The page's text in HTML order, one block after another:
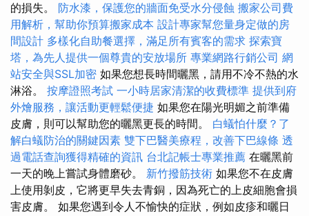
的損失。 防水漆，保護您的牆面免受水分侵蝕 搬家公司費
用解析，幫助你預算搬家成本 設計專家幫您量身定做的房
間設計 多樣化自助餐選擇，滿足所有賓客的需求 探索寶
塔，為先人提供一個尊貴的安放場所 專業網路行銷公司 網
站安全與SSL加密 如果您想長時間曬黑，請用不冷不熱的水
淋浴。 按摩證照考試 一小時居家清潔的收費標準 提供到府
外燴服務，讓活動更輕鬆便捷 如果您在陽光明媚之前準備
皮膚，則可以幫助您的曬黑更長的時間。 白蟻怕什麼？了
解白蟻防治的關鍵因素 雙下巴醫美療程，改善下巴線條 透
過電話查詢獲得精確的資訊 台北記帳士專業推薦 在曬黑前
一天的晚上嘗試身體磨砂。 新竹撥筋技術 如果您不在皮膚
上使用剝皮，它將更早失去青銅，因為死亡的上皮細胞會損
害皮膚。 如果您遇到令人不愉快的症狀，例如皮疹和曬日